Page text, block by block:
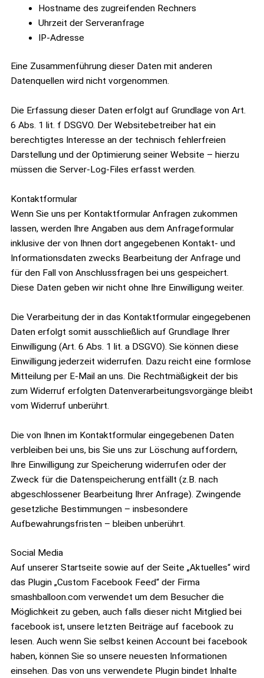
Hostname des zugreifenden Rechners
Uhrzeit der Serveranfrage
IP-Adresse
Eine Zusammenführung dieser Daten mit anderen
Datenquellen wird nicht vorgenommen.
Die Erfassung dieser Daten erfolgt auf Grundlage von Art.
6 Abs. 1 lit. f DSGVO. Der Websitebetreiber hat ein
berechtigtes Interesse an der technisch fehlerfreien
Darstellung und der Optimierung seiner Website – hierzu
müssen die Server-Log-Files erfasst werden.
Kontaktformular
Wenn Sie uns per Kontaktformular Anfragen zukommen
lassen, werden Ihre Angaben aus dem Anfrageformular
inklusive der von Ihnen dort angegebenen Kontakt- und
Informationsdaten zwecks Bearbeitung der Anfrage und
für den Fall von Anschlussfragen bei uns gespeichert.
Diese Daten geben wir nicht ohne Ihre Einwilligung weiter.
Die Verarbeitung der in das Kontaktformular eingegebenen
Daten erfolgt somit ausschließlich auf Grundlage Ihrer
Einwilligung (Art. 6 Abs. 1 lit. a DSGVO). Sie können diese
Einwilligung jederzeit widerrufen. Dazu reicht eine formlose
Mitteilung per E-Mail an uns. Die Rechtmäßigkeit der bis
zum Widerruf erfolgten Datenverarbeitungsvorgänge bleibt
vom Widerruf unberührt.
Die von Ihnen im Kontaktformular eingegebenen Daten
verbleiben bei uns, bis Sie uns zur Löschung auffordern,
Ihre Einwilligung zur Speicherung widerrufen oder der
Zweck für die Datenspeicherung entfällt (z.B. nach
abgeschlossener Bearbeitung Ihrer Anfrage). Zwingende
gesetzliche Bestimmungen – insbesondere
Aufbewahrungsfristen – bleiben unberührt.
Social Media
Auf unserer Startseite sowie auf der Seite „Aktuelles“ wird
das Plugin „Custom Facebook Feed“ der Firma
smashballoon.com verwendet um dem Besucher die
Möglichkeit zu geben, auch falls dieser nicht Mitglied bei
facebook ist, unsere letzten Beiträge auf facebook zu
lesen. Auch wenn Sie selbst keinen Account bei facebook
haben, können Sie so unsere neuesten Informationen
einsehen. Das von uns verwendete Plugin bindet Inhalte